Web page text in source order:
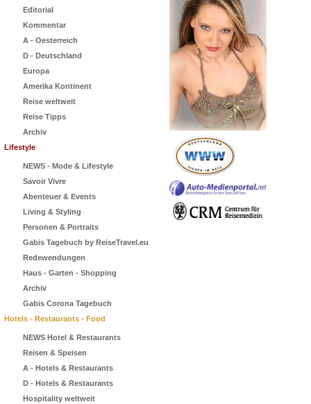
Editorial
Kommentar
A - Oesterreich
D - Deutschland
Europa
Amerika Kontinent
Reise weltweit
Reise Tipps
Archiv
Lifestyle
NEWS - Mode & Lifestyle
Savoir Vivre
Abenteuer & Events
Living & Styling
Personen & Portraits
Gabis Tagebuch by ReiseTravel.eu
Redewendungen
Haus - Garten - Shopping
Archiv
Gabis Corona Tagebuch
Hotels - Restaurants - Food
NEWS Hotel & Restaurants
Reisen & Speisen
A - Hotels & Restaurants
D - Hotels & Restaurants
Hospitality weltweit